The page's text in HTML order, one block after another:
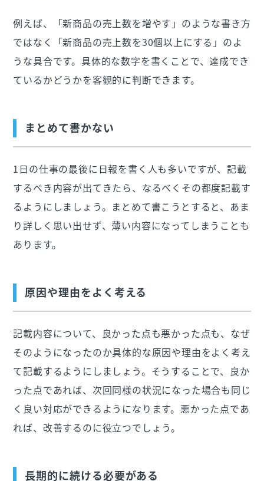
例えば、「新商品の売上数を増やす」のような書き方
ではなく「新商品の売上数を30個以上にする」のよ
うな具合です。具体的な数字を書くことで、達成でき
ているかどうかを客観的に判断できます。
まとめて書かない
1日の仕事の最後に日報を書く人も多いですが、記載
するべき内容が出てきたら、なるべくその都度記載す
るようにしましょう。まとめて書こうとすると、あま
り詳しく思い出せず、薄い内容になってしまうことも
あります。
原因や理由をよく考える
記載内容について、良かった点も悪かった点も、なぜ
そのようになったのか具体的な原因や理由をよく考え
て記載するようにしましょう。そうすることで、良か
った点であれば、次回同様の状況になった場合も同じ
く良い対応ができるようになります。悪かった点であ
れば、改善するのに役立つでしょう。
長期的に続ける必要がある